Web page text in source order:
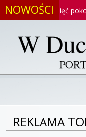
NOWOŚCIPięć pokornych
REKLAMA